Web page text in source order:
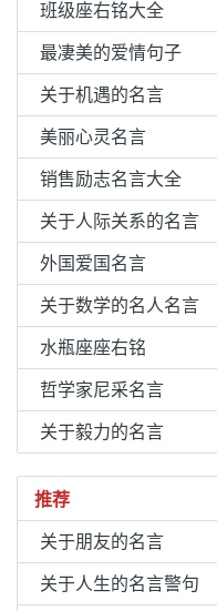
班级座右铭大全
最凄美的爱情句子
关于机遇的名言
美丽心灵名言
销售励志名言大全
关于人际关系的名言
外国爱国名言
关于数学的名人名言
水瓶座座右铭
哲学家尼采名言
关于毅力的名言
推荐
关于朋友的名言
关于人生的名言警句